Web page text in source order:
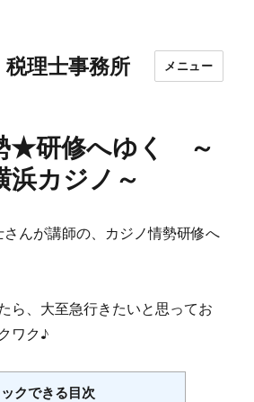
理士事務所 メニュー
★研修へゆく ～
浜カジノ～
んが講師の、カジノ情勢研修へ
ら、大至急行きたいと思ってお
ワク♪
クできる目次